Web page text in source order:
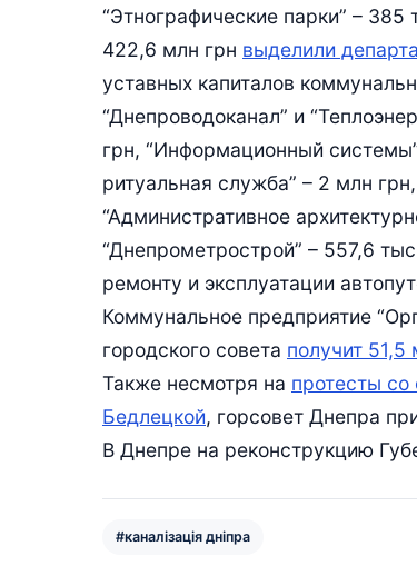
“Этнографические парки” – 385
422,6 млн грн выделили
уставных капиталов
“Днепроводоканал” и
грн, “Информационный
ритуальная служба” – 2 млн
“Административное
“Днепрометрострой” – 557,6
ремонту и эксплуатации
Коммунальное предприятие
городского совета получит
Также несмотря на протесты со
Бедлецкой, горсовет Днепра
В Днепре на реконструкцию
#каналізація дніпра